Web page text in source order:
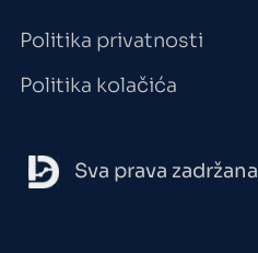
Politika privatnosti
Politika kolačića
Sva prava zadržana